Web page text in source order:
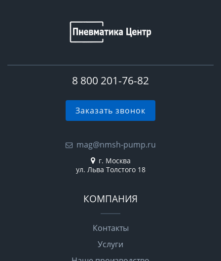
8 800 201-76-82
Заказать звонок
mag@nmsh-pump.ru
г. Москва
ул. Льва Толстого 18
КОМПАНИЯ
Контакты
Услуги